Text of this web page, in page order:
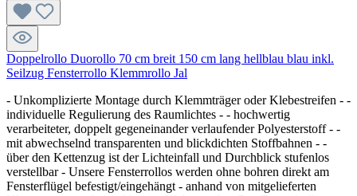
Doppelrollo Duorollo 70 cm breit 150 cm lang hellblau blau inkl.
Seilzug Fensterrollo Klemmrollo Jal
- Unkomplizierte Montage durch Klemmträger oder Klebestreifen - -
individuelle Regulierung des Raumlichtes - - hochwertig
verarbeiteter, doppelt gegeneinander verlaufender Polyesterstoff - -
mit abwechselnd transparenten und blickdichten Stoffbahnen - -
über den Kettenzug ist der Lichteinfall und Durchblick stufenlos
verstellbar - Unsere Fensterrollos werden ohne bohren direkt am
Fensterflügel befestigt/eingehängt - anhand von mitgelieferten